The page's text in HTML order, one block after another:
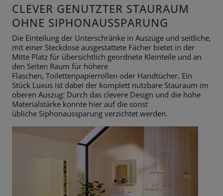
CLEVER GENUTZTER STAURAUM
OHNE SIPHONAUSSPARUNG
Die Einteilung der Unterschränke in Auszüge und seitliche,
mit einer Steckdose ausgestattete Fächer bietet in der
Mitte Platz für übersichtlich geordnete Kleinteile und an
den Seiten Raum für höhere
Flaschen, Toilettenpapierrollen oder Handtücher. Ein
Stück Luxus ist dabei der komplett nutzbare Stauraum im
oberen Auszug: Durch das clevere Design und die hohe
Materialstärke konnte hier auf die sonst
übliche Siphonaussparung verzichtet werden.